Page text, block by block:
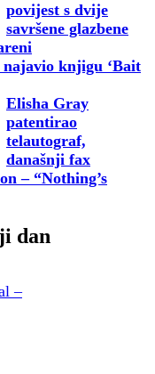
povijest s dvije
savršene glazbene
knjigu ‘Bait
Elisha Gray
patentirao
telautograf,
današnji fax
– “Nothing’s
dan
–